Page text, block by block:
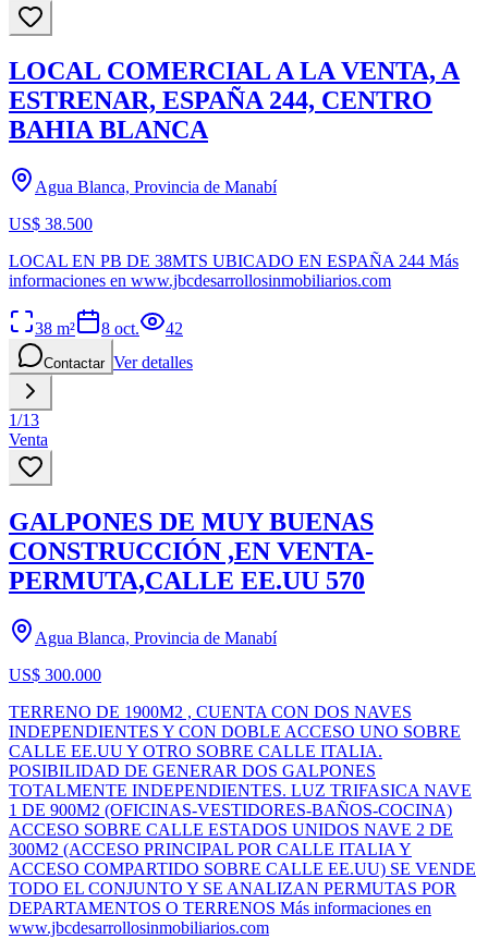
LOCAL COMERCIAL A LA VENTA, A
ESTRENAR, ESPAÑA 244, CENTRO
BAHIA BLANCA
Agua Blanca, Provincia de Manabí
US$ 38.500
LOCAL EN PB DE 38MTS UBICADO EN ESPAÑA 244 Más
informaciones en www.jbcdesarrollosinmobiliarios.com
38 m² 8 oct. 42
Contactar Ver detalles
1/13
Venta
GALPONES DE MUY BUENAS
CONSTRUCCIÓN ,EN VENTA-
PERMUTA,CALLE EE.UU 570
Agua Blanca, Provincia de Manabí
US$ 300.000
TERRENO DE 1900M2 , CUENTA CON DOS NAVES
INDEPENDIENTES Y CON DOBLE ACCESO UNO SOBRE
CALLE EE.UU Y OTRO SOBRE CALLE ITALIA.
POSIBILIDAD DE GENERAR DOS GALPONES
TOTALMENTE INDEPENDIENTES. LUZ TRIFASICA NAVE
1 DE 900M2 (OFICINAS-VESTIDORES-BAÑOS-COCINA)
ACCESO SOBRE CALLE ESTADOS UNIDOS NAVE 2 DE
300M2 (ACCESO PRINCIPAL POR CALLE ITALIA Y
ACCESO COMPARTIDO SOBRE CALLE EE.UU) SE VENDE
TODO EL CONJUNTO Y SE ANALIZAN PERMUTAS POR
DEPARTAMENTOS O TERRENOS Más informaciones en
www.jbcdesarrollosinmobiliarios.com